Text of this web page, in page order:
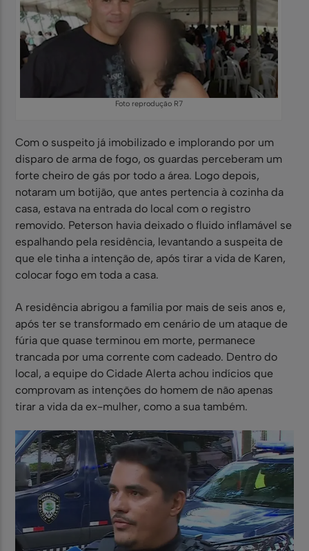
Foto reprodução R7
Com o suspeito já imobilizado e implorando por um
disparo de arma de fogo, os guardas perceberam um
forte cheiro de gás por todo a área. Logo depois,
notaram um botijão, que antes pertencia à cozinha da
casa, estava na entrada do local com o registro
removido. Peterson havia deixado o fluido inflamável se
espalhando pela residência, levantando a suspeita de
que ele tinha a intenção de, após tirar a vida de Karen,
colocar fogo em toda a casa.
A residência abrigou a família por mais de seis anos e,
após ter se transformado em cenário de um ataque de
fúria que quase terminou em morte, permanece
trancada por uma corrente com cadeado. Dentro do
local, a equipe do Cidade Alerta achou indícios que
comprovam as intenções do homem de não apenas
tirar a vida da ex-mulher, como a sua também.